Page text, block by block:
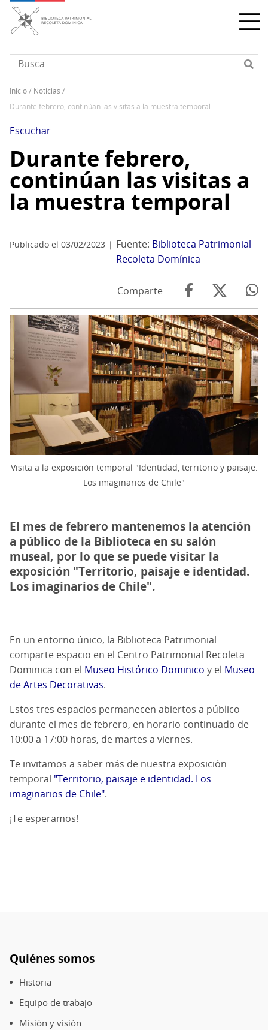
Pasar
contenido
principal
Sobrescribir
de
ayuda
a
la
navegación
inicio
noticias
durante febrero, continúan las visitas a la muestra temporal
Escuchar
Durante febrero,
continúan las visitas a
la muestra temporal
Publicado el 03/02/2023 Fuente: Biblioteca Patrimonial
Recoleta Domínica
Comparte
Visita a la exposición temporal "Identidad, territorio y paisaje.
Los imaginarios de Chile"
El mes de febrero mantenemos la atención
a público de la Biblioteca en su salón
museal, por lo que se puede visitar la
exposición "Territorio, paisaje e identidad.
Los imaginarios de Chile".
En un entorno único, la Biblioteca Patrimonial
comparte espacio en el Centro Patrimonial Recoleta
Dominica con el Museo Histórico Dominico y el Museo
de Artes Decorativas.
Estos tres espacios permanecen abiertos a público
durante el mes de febrero, en horario continuado de
10:00 a 17:00 horas, de martes a viernes.
Te invitamos a saber más de nuestra exposición
temporal "Territorio, paisaje e identidad. Los
imaginarios de Chile".
¡Te esperamos!
Pie
de
página
Quiénes somos
Historia
Equipo de trabajo
Misión y visión